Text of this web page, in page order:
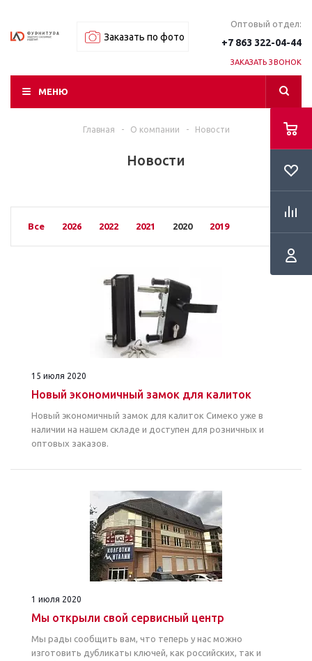
Заказать по фото
Оптовый отдел:
+7 863 322-04-44
ЗАКАЗАТЬ ЗВОНОК
МЕНЮ
Главная - О компании - Новости
Новости
Все 2026 2022 2021 2020 2019
15 июля 2020
Новый экономичный замок для калиток
Новый экономичный замок для калиток Симеко уже в
наличии на нашем складе и доступен для розничных и
оптовых заказов.
1 июля 2020
Мы открыли свой сервисный центр
Мы рады сообщить вам, что теперь у нас можно
изготовить дубликаты ключей, как российских, так и